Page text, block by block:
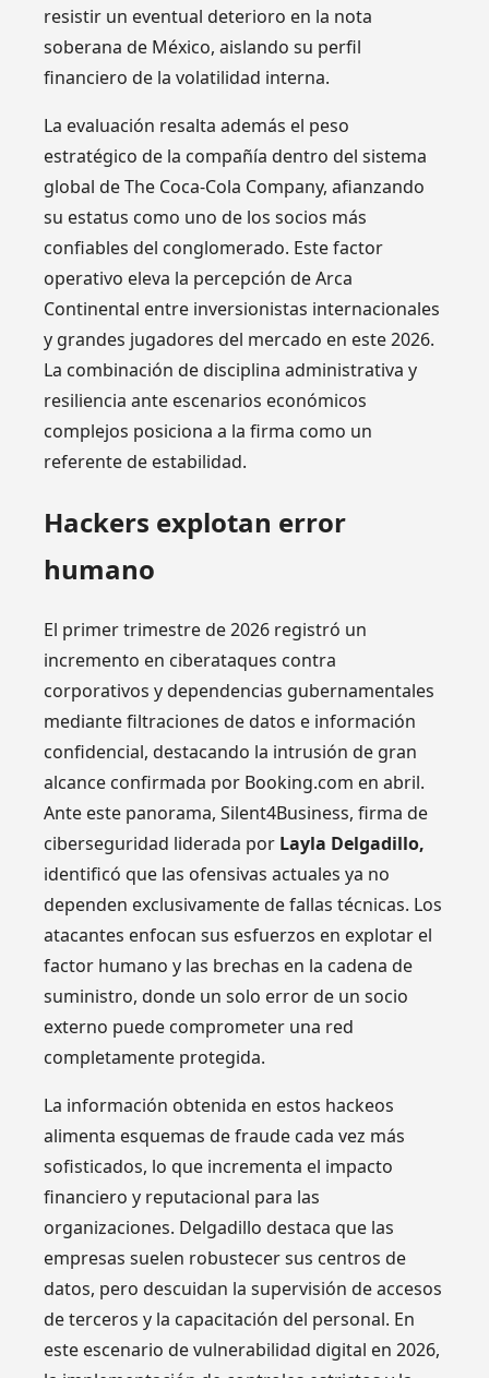
resistir un eventual deterioro en la nota
soberana de México, aislando su perfil
financiero de la volatilidad interna.
La evaluación resalta además el peso
estratégico de la compañía dentro del sistema
global de The Coca-Cola Company, afianzando
su estatus como uno de los socios más
confiables del conglomerado. Este factor
operativo eleva la percepción de Arca
Continental entre inversionistas internacionales
y grandes jugadores del mercado en este 2026.
La combinación de disciplina administrativa y
resiliencia ante escenarios económicos
complejos posiciona a la firma como un
referente de estabilidad.
Hackers explotan error
humano
El primer trimestre de 2026 registró un
incremento en ciberataques contra
corporativos y dependencias gubernamentales
mediante filtraciones de datos e información
confidencial, destacando la intrusión de gran
alcance confirmada por Booking.com en abril.
Ante este panorama, Silent4Business, firma de
ciberseguridad liderada por Layla Delgadillo,
identificó que las ofensivas actuales ya no
dependen exclusivamente de fallas técnicas. Los
atacantes enfocan sus esfuerzos en explotar el
factor humano y las brechas en la cadena de
suministro, donde un solo error de un socio
externo puede comprometer una red
completamente protegida.
La información obtenida en estos hackeos
alimenta esquemas de fraude cada vez más
sofisticados, lo que incrementa el impacto
financiero y reputacional para las
organizaciones. Delgadillo destaca que las
empresas suelen robustecer sus centros de
datos, pero descuidan la supervisión de accesos
de terceros y la capacitación del personal. En
este escenario de vulnerabilidad digital en 2026,